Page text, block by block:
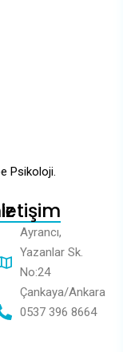
Psikoloji.
Ayrancı,
Yazanlar Sk.
No:24
Çankaya/Ankara
0537 396 8664